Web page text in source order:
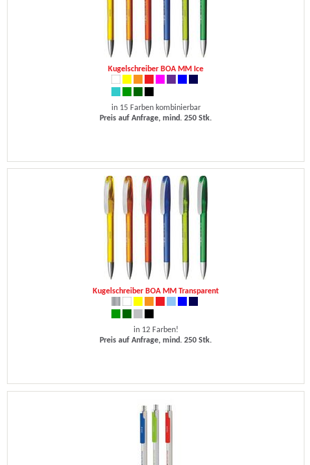
Kugelschreiber BOA MM Ice
in 15 Farben kombinierbar
Preis auf Anfrage, mind. 250 Stk.
Kugelschreiber BOA MM Transparent
in 12 Farben!
Preis auf Anfrage, mind. 250 Stk.